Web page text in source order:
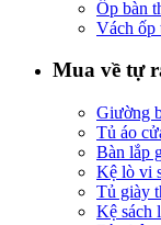
Ốp bàn
Vách ốp
Mua về tự
Giường
Tủ áo
Bàn lắp
Kệ lò vi
Tủ giày
Kệ sách